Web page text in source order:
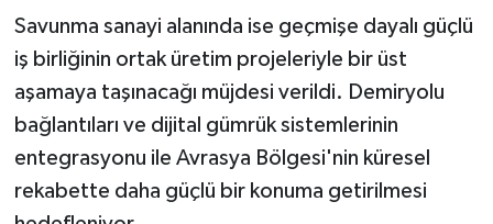
Savunma sanayi alanında ise geçmişe dayalı güçlü
iş birliğinin ortak üretim projeleriyle bir üst
aşamaya taşınacağı müjdesi verildi. Demiryolu
bağlantıları ve dijital gümrük sistemlerinin
entegrasyonu ile Avrasya Bölgesi'nin küresel
rekabette daha güçlü bir konuma getirilmesi